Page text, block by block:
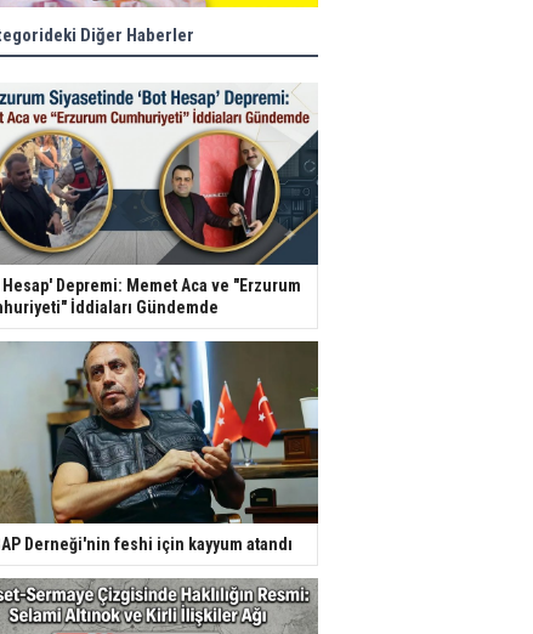
Diğer Haberler
Hesap' Depremi: Memet Aca ve "Erzurum
İddiaları Gündemde
Derneği'nin feshi için kayyum atandı